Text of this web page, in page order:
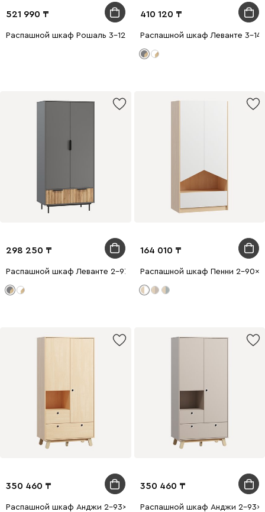
521 990
Распашной шкаф Рошаль 3-129x190 Ротанг
410 120
Распашной шкаф Леванте 3-
298 250
Распашной шкаф Леванте 2-97x205 Графитовый
164 010
Распашной шкаф Пенни 2-
350 460
Распашной шкаф Анджи 2-93x195 Береза
350 460
Распашной шкаф Анджи 2-